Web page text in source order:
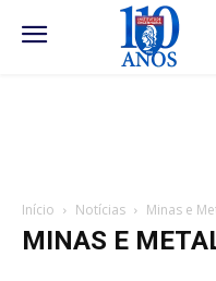
Início Notícias Minas e
MINAS E